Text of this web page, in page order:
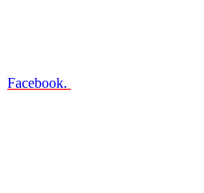
Facebook.